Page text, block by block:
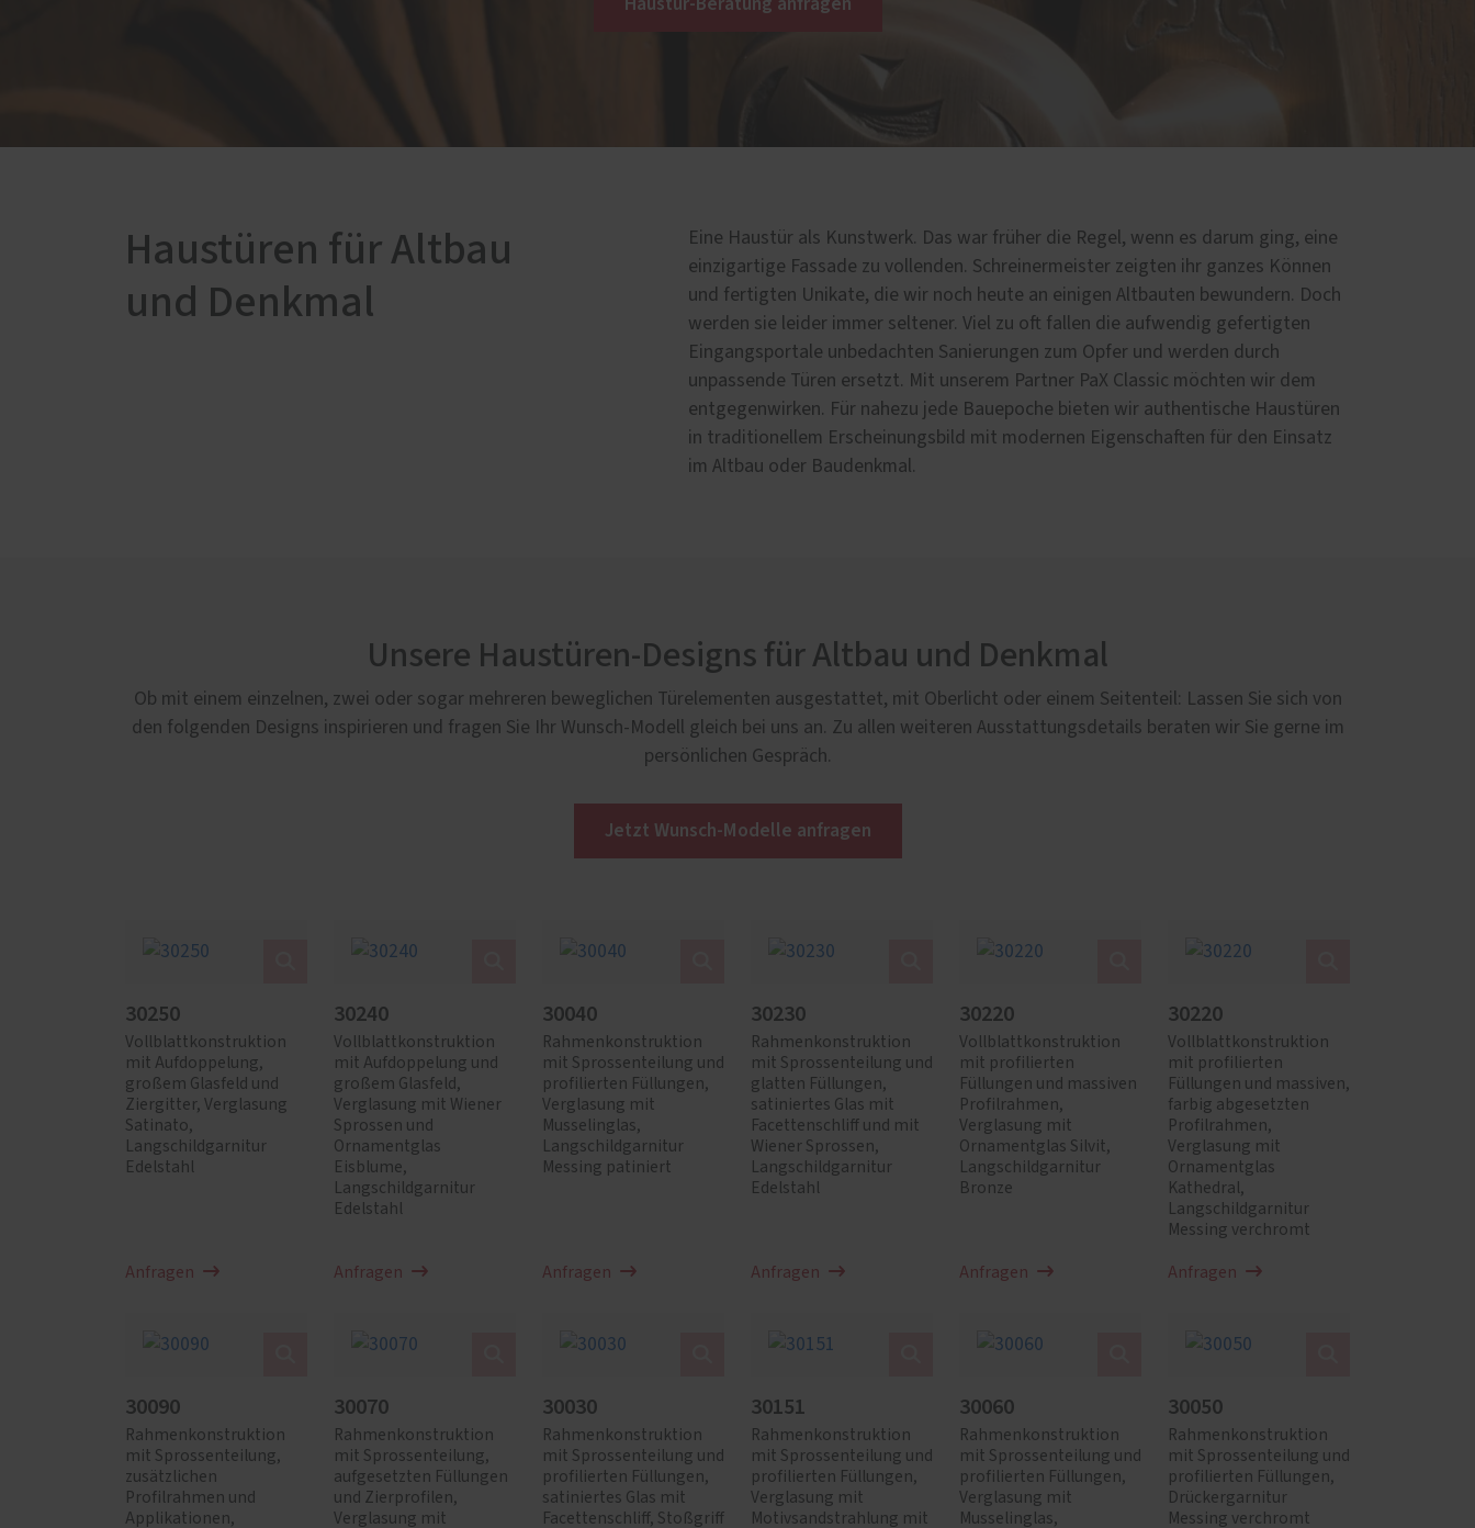
Hebe-Schiebe-Türen
Schnitzereien
Förderung für Fenster und
Haustüren für Altbau
und Denkmal
Eine Haustür als Kunstwerk. Das war früher die Regel, wenn es darum ging, eine
einzigartige Fassade zu vollenden. Schreinermeister zeigten ihr ganzes Können
und fertigten Unikate, die wir noch heute an einigen Altbauten bewundern. Doch
werden sie leider immer seltener. Viel zu oft fallen die aufwendig gefertigten
Eingangsportale unbedachten Sanierungen zum Opfer und werden durch
unpassende Türen ersetzt. Mit unserem Partner PaX Classic möchten wir dem
entgegenwirken. Für nahezu jede Bauepoche bieten wir authentische Haustüren
in traditionellem Erscheinungsbild mit modernen Eigenschaften für den Einsatz
im Altbau oder Baudenkmal.
Unsere Haustüren-Designs für Altbau und Denkmal
Ob mit einem einzelnen, zwei oder sogar mehreren beweglichen Türelementen ausgestattet, mit Oberlicht oder einem Seitenteil: Lassen Sie sich von
den folgenden Designs inspirieren und fragen Sie Ihr Wunsch-Modell gleich bei uns an. Zu allen weiteren Ausstattungsdetails beraten wir Sie gerne im
persönlichen Gespräch.
Jetzt Wunsch-Modelle anfragen
30250
Vollblattkonstruktion
mit Aufdoppelung,
großem Glasfeld und
Ziergitter, Verglasung
Satinato,
Langschildgarnitur
Edelstahl
Anfragen
30240
Vollblattkonstruktion
mit Aufdoppelung und
großem Glasfeld,
Verglasung mit Wiener
Sprossen und
Ornamentglas
Eisblume,
Langschildgarnitur
Edelstahl
Anfragen
30040
Rahmenkonstruktion
mit Sprossenteilung und
profilierten Füllungen,
Verglasung mit
Musselinglas,
Langschildgarnitur
Messing patiniert
Anfragen
30230
Rahmenkonstruktion
mit Sprossenteilung und
glatten Füllungen,
satiniertes Glas mit
Facettenschliff und mit
Wiener Sprossen,
Langschildgarnitur
Edelstahl
Anfragen
30220
Vollblattkonstruktion
mit profilierten
Füllungen und massiven
Profilrahmen,
Verglasung mit
Ornamentglas Silvit,
Langschildgarnitur
Bronze
Anfragen
30220
Vollblattkonstruktion
mit profilierten
Füllungen und massiven,
farbig abgesetzten
Profilrahmen,
Verglasung mit
Ornamentglas
Kathedral,
Langschildgarnitur
Messing verchromt
Anfragen
30090
Rahmenkonstruktion
mit Sprossenteilung,
zusätzlichen
Profilrahmen und
Applikationen,
30070
Rahmenkonstruktion
mit Sprossenteilung,
aufgesetzten Füllungen
und Zierprofilen,
Verglasung mit
30030
Rahmenkonstruktion
mit Sprossenteilung und
profilierten Füllungen,
satiniertes Glas mit
Facettenschliff, Stoßgriff
30151
Rahmenkonstruktion
mit Sprossenteilung und
profilierten Füllungen,
Verglasung mit
Motivsandstrahlung mit
30060
Rahmenkonstruktion
mit Sprossenteilung und
profilierten Füllungen,
Verglasung mit
Musselinglas,
30050
Rahmenkonstruktion
mit Sprossenteilung und
profilierten Füllungen,
Drückergarnitur
Messing verchromt